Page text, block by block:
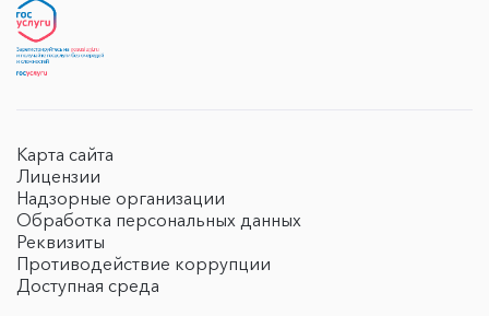
Карта сайта
Лицензии
Надзорные организации
Обработка персональных данных
Реквизиты
Противодействие коррупции
Доступная среда